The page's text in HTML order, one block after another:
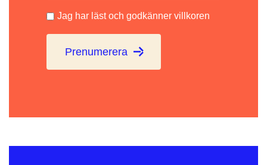
Jag har läst och godkänner villkoren
Prenumerera